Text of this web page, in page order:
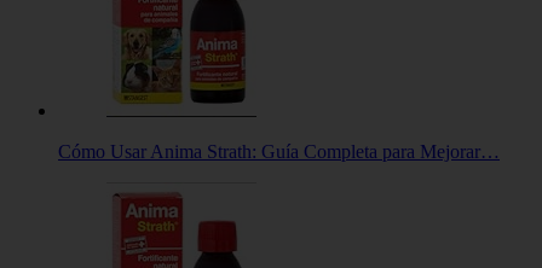
Cómo Usar Anima Strath: Guía Completa para Mejorar…